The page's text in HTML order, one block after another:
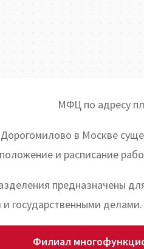
МФЦ по адресу
в Москве
и расписание
предназначены
и государственными делами.
Филиал